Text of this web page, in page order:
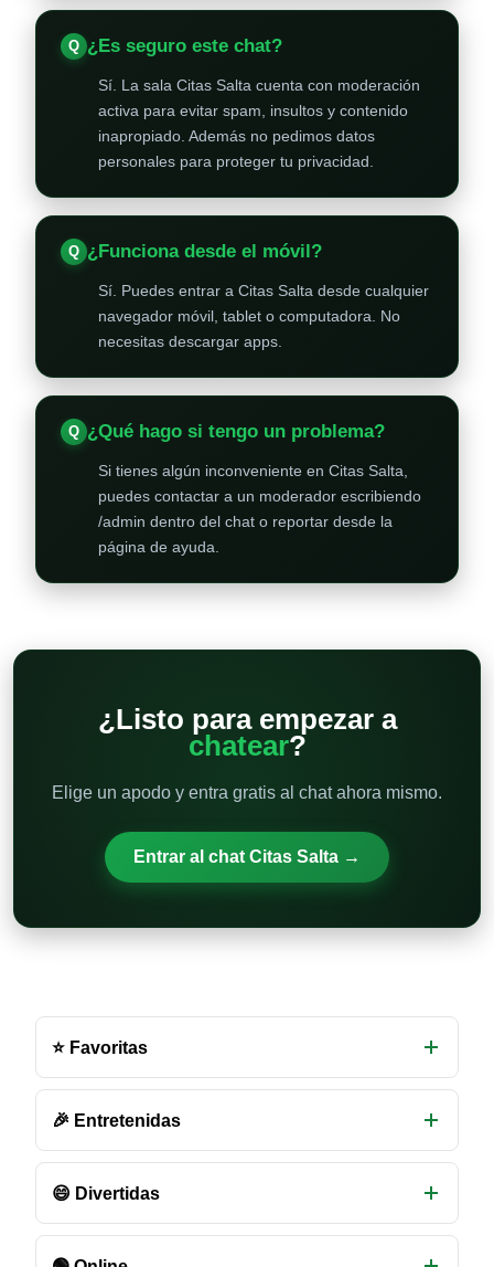
¿Es seguro este chat?
Sí. La sala Citas Salta cuenta con moderación
activa para evitar spam, insultos y contenido
inapropiado. Además no pedimos datos
personales para proteger tu privacidad.
¿Funciona desde el móvil?
Sí. Puedes entrar a Citas Salta desde cualquier
navegador móvil, tablet o computadora. No
necesitas descargar apps.
¿Qué hago si tengo un problema?
Si tienes algún inconveniente en Citas Salta,
puedes contactar a un moderador escribiendo
/admin dentro del chat o reportar desde la
página de ayuda.
¿Listo para empezar a
chatear?
Elige un apodo y entra gratis al chat ahora mismo.
Entrar al chat Citas Salta →
de
chat
disponibles
⭐ Favoritas
🎉 Entretenidas
😄 Divertidas